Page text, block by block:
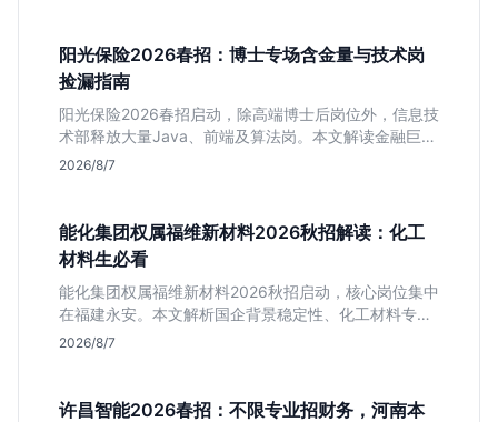
阳光保险2026春招：博士专场含金量与技术岗
捡漏指南
阳光保险2026春招启动，除高端博士后岗位外，信息技
术部释放大量Java、前端及算法岗。本文解读金融巨头
校招门槛，分析技术岗需求与投递价值，助你快速判断
2026/8/7
能化集团权属福维新材料2026秋招解读：化工
材料生必看
能化集团权属福维新材料2026秋招启动，核心岗位集中
在福建永安。本文解析国企背景稳定性、化工材料专业
匹配度及工作地点限制，助理工科生判断是否值得投
2026/8/7
许昌智能2026春招：不限专业招财务，河南本